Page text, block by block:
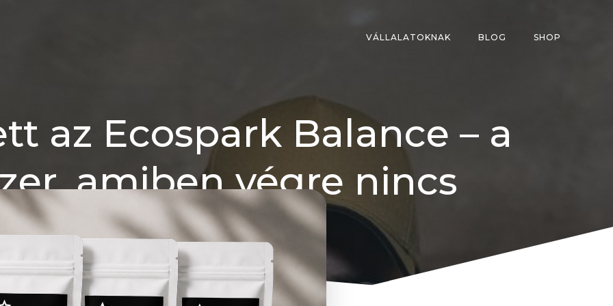
VÁLLALATOKNAK BLOG SHOP
az Ecospark Balance – a
amiben végre nincs
felesleges víz